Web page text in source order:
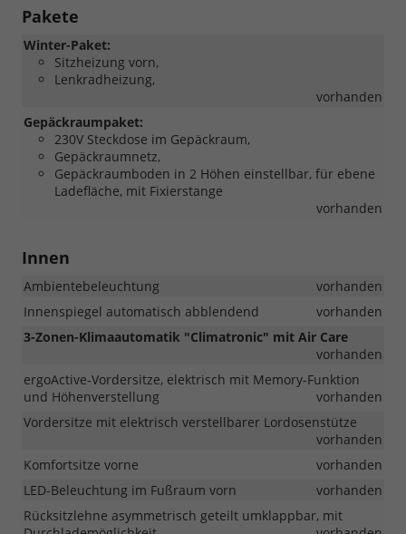
Pakete
Winter-Paket:
Sitzheizung vorn,
Lenkradheizung,
vorhanden
Gepäckraumpaket:
230V Steckdose im Gepäckraum,
Gepäckraumnetz,
Gepäckraumboden in 2 Höhen einstellbar, für ebene
Ladefläche, mit Fixierstange
vorhanden
Innen
Ambientebeleuchtung
vorhanden
Innenspiegel automatisch abblendend
vorhanden
3-Zonen-Klimaautomatik "Climatronic" mit Air Care
vorhanden
ergoActive-Vordersitze, elektrisch mit Memory-Funktion
und Höhenverstellung
vorhanden
Vordersitze mit elektrisch verstellbarer Lordosenstütze
vorhanden
Komfortsitze vorne
vorhanden
LED-Beleuchtung im Fußraum vorn
vorhanden
Rücksitzlehne asymmetrisch geteilt umklappbar, mit